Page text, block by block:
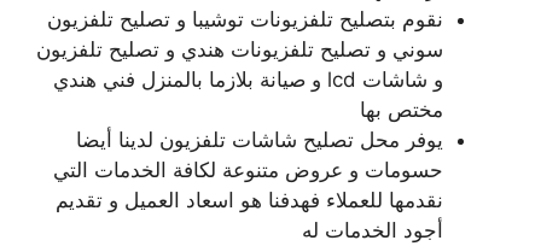
نقوم بتصليح تلفزيونات توشيبا و تصليح تلفزيون
سوني و تصليح تلفزيونات هندي و تصليح تلفزيون
و شاشات lcd و صيانة بلازما بالمنزل فني هندي
مختص بها
يوفر محل تصليح شاشات تلفزيون لدينا أيضا
حسومات و عروض متنوعة لكافة الخدمات التي
نقدمها للعملاء فهدفنا هو اسعاد العميل و تقديم
أجود الخدمات له